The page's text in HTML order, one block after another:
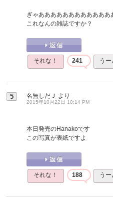
ぎゃあああああああああああ
これなんの雑誌ですか？
それな！ 241 う
5 名無しだＪ より
2015年10月22日 10:14 PM
本日発売のHanakoです
この写真が表紙ですよ
それな！ 188 う